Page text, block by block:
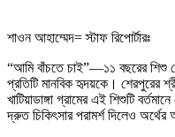
শাওন আহাম্মেদ= স্টাফ রিপোর্টারঃ
“আমি বাঁচতে চাই”—১১ বছরের শিশু
প্রতিটি মানবিক হৃদয়কে। শেরপুরের
খাটিয়াডাঙ্গা গ্রামের এই শিশুটি
দ্রুত চিকিৎসার পরামর্শ দিলেও